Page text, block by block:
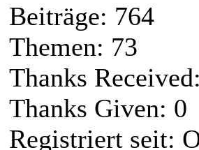
Beiträge: 764
Themen: 73
Thanks Received:
Thanks Given: 0
Registriert seit: